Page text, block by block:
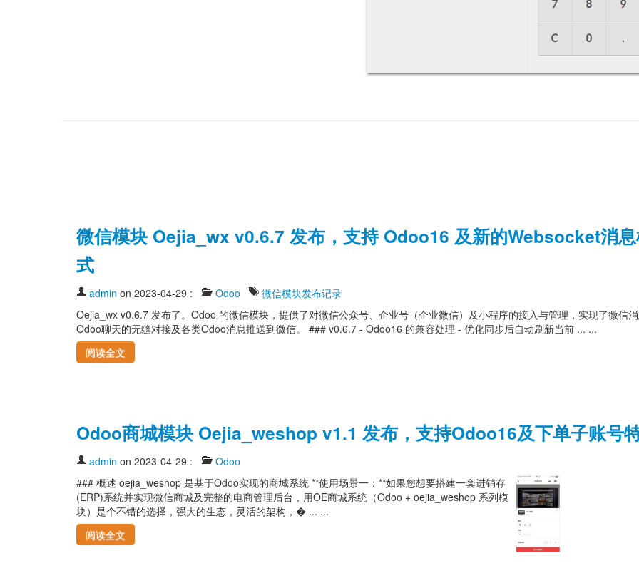
微信模块 Oejia_wx v0.6.7 发布，支持 Odoo16 及新的Websocket消
式
admin on 2023-04-29 : Odoo
微信模块发布记录
Oejia_wx v0.6.7 发布了。Odoo 的微信模块，提供了对微信公众号、企业号（企业微信）及小程序的接入与管理，实现了微信
Odoo聊天的无缝对接及各类Odoo消息推送到微信。 ### v0.6.7 - Odoo16 的兼容处理 - 优化同步后自动刷新当前 ... ...
阅读全文
Odoo商城模块 Oejia_weshop v1.1 发布，支持Odoo16及下单子账号
admin on 2023-04-29 :
Odoo
### 概述 oejia_weshop 是基于Odoo实现的商城系统 **使用场景一：**如果您想要搭建一套进销存
(ERP)系统并实现微信商城及完整的电商管理后台，用OE商城系统（Odoo + oejia_weshop 系列模
块）是个不错的选择，强大的生态，灵活的架构，� ... ...
阅读全文